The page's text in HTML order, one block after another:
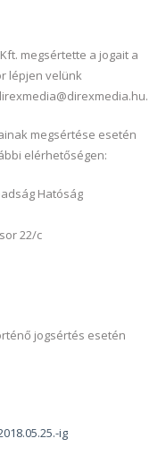
megsértette a jogait a
lépjen velünk
megsértése esetén
elérhetőségen:
Hatóság
22/c
jogsértés esetén
ig